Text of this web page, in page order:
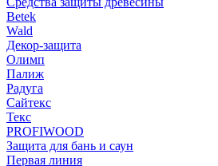
Betek
Wald
Декор-защита
Олимп
Палиж
Радуга
Сайтекс
Текс
PROFIWOOD
Защита для бань и саун
Первая линия